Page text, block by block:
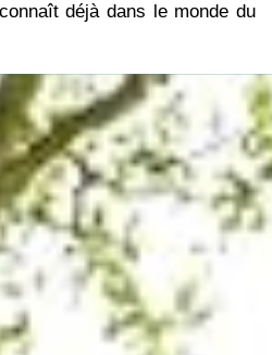
déjà dans le monde du